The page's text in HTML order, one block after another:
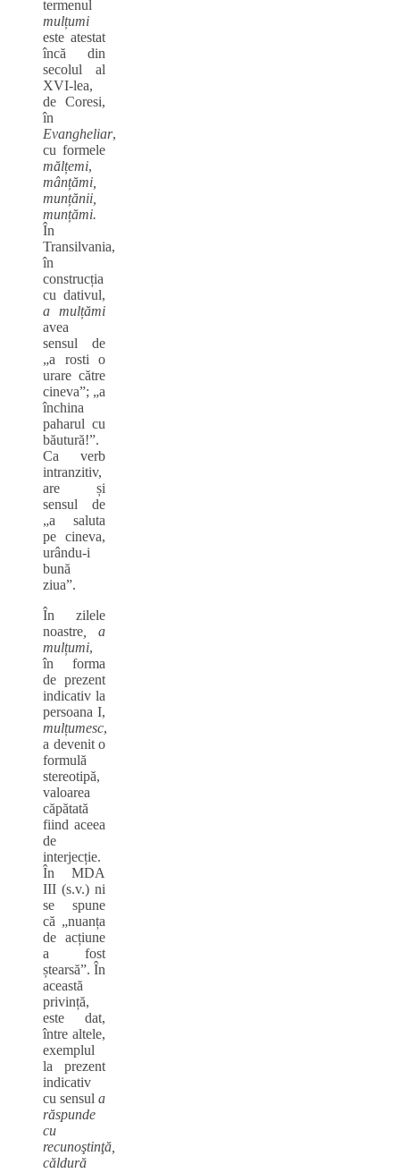
termenul
mulțumi
este atestat
încă din
secolul al
XVI-lea,
de Coresi,
în
Evangheliar,
cu formele
mălțemi,
mânțămi,
munțănii,
munțămi.
În
Transilvania,
în
construcția
cu dativul,
a mulțămi
avea
sensul de
„a rosti o
urare către
cineva”; „a
închina
paharul cu
băutură!”.
Ca verb
intranzitiv,
are și
sensul de
„a saluta
pe cineva,
urându-i
bună
ziua”.
În zilele
noastre , a
mulțumi,
în forma
de prezent
indicativ la
persoana I,
mulțumesc,
a devenit o
formulă
stereotipă,
valoarea
căpătată
fiind aceea
de
interjecție.
În MDA
III (s.v.) ni
se spune
că „nuanța
de acțiune
a fost
ștearsă”. În
această
privință,
este dat,
între altele,
exemplul
la prezent
indicativ
cu sensul a
răspunde
cu
recunoştinţă,
căldură